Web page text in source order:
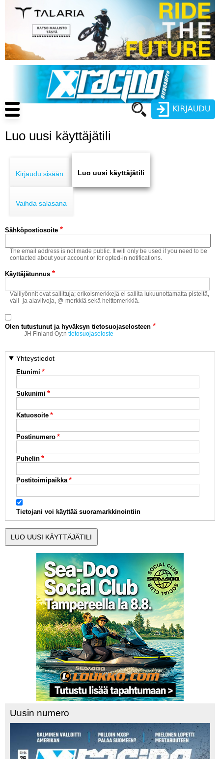
pääsisältöön
Käyttäjätunnus
Main
navigation
ENDURO
MOTOCROSS
MUUT LAJIT
YLEISTÄ ALALTA
LUE DIGILEHDET
ASIAKASPALVELU JA
MEDIATIEDOT
YHTEYSTIEDOT
Luo uusi käyttäjätili
tabs
Kirjaudu sisään Luo uusi käyttäjätili
Vaihda salasana
Sähköpostiosoite
The email address is not made public. It will only be used if you need to be
contacted about your account or for opted-in notifications.
Käyttäjätunnus
Välilyönnit ovat sallittuja; erikoismerkkejä ei sallita lukuunottamatta pisteitä,
väli- ja alaviivoja, @-merkkiä sekä heittomerkkiä.
Olen tutustunut ja hyväksyn tietosuojaselosteen
JH Finland Oy:ntietosuojaseloste
Yhteystiedot
Etunimi
Sukunimi
Katuosoite
Postinumero
Puhelin
Postitoimipaikka
Tietojani voi käyttää suoramarkkinointiin
Uusin numero